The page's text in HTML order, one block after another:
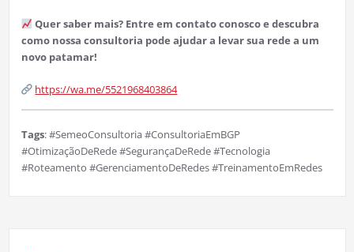
Quer saber mais? Entre em contato conosco e descubra
como nossa consultoria pode ajudar a levar sua rede a um
novo patamar!
https://wa.me/5521968403864
Tags: #SemeoConsultoria #ConsultoriaEmBGP
#OtimizaçãoDeRede #SegurançaDeRede #Tecnologia
#Roteamento #GerenciamentoDeRedes #TreinamentoEmRedes